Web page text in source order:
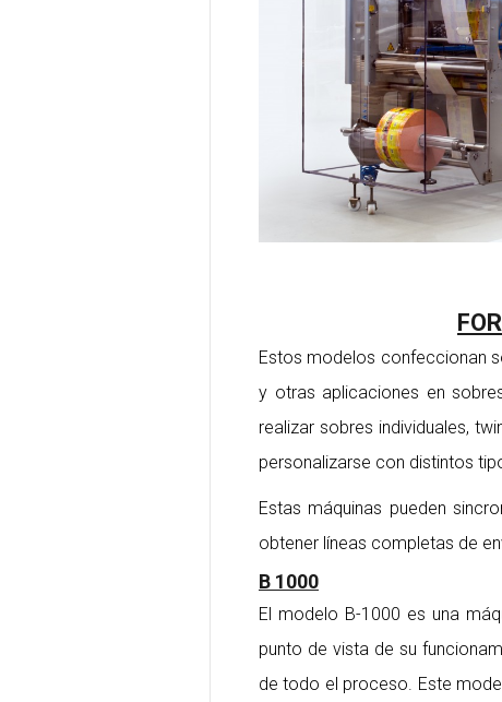
Estos modelos confeccionan
y otras aplicaciones en
realizar sobres individuales,
personalizarse con distintos
Estas máquinas pueden
obtener líneas completas de
B 1000
El modelo B-1000 es una
punto de vista de su
de todo el proceso. Este